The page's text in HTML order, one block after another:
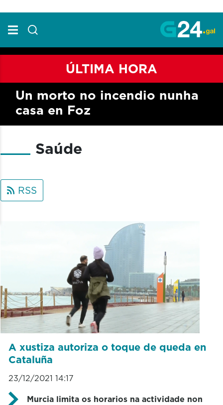
ÚLTIMA HORA
Un morto no incendio nunha
casa en Foz
Saúde
RSS
A xustiza autoriza o toque de queda en
Cataluña
23/12/2021 14:17
Murcia limita os horarios na actividade non